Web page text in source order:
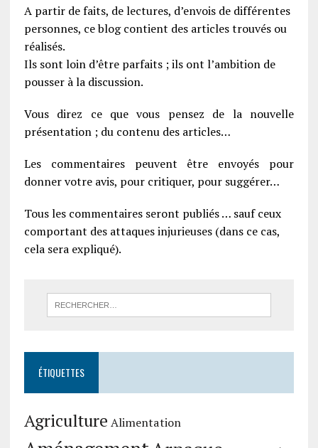
A partir de faits, de lectures, d’envois de différentes
personnes, ce blog contient des articles trouvés ou
réalisés.
Ils sont loin d’être parfaits ; ils ont l’ambition de
pousser à la discussion.
Vous direz ce que vous pensez de la nouvelle
présentation ; du contenu des articles…
Les commentaires peuvent être envoyés pour
donner votre avis, pour critiquer, pour suggérer…
Tous les commentaires seront publiés … sauf ceux
comportant des attaques injurieuses (dans ce cas,
cela sera expliqué).
ÉTIQUETTES
Agriculture Alimentation